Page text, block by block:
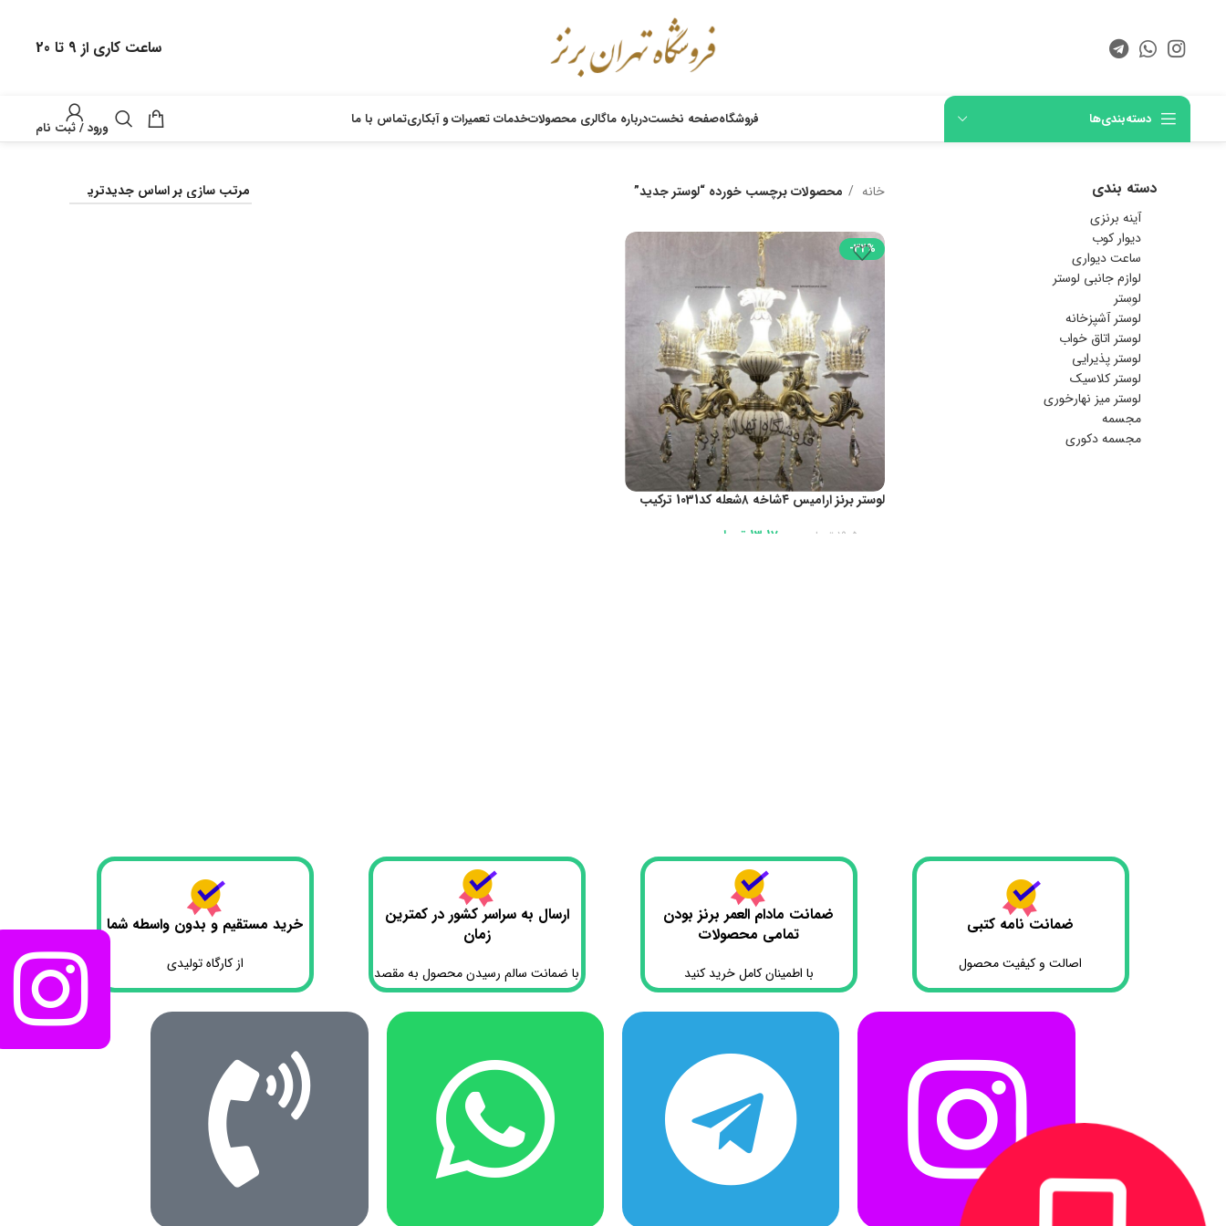
ساعت کاری از 9 تا 20
دسته‌بندی‌ها فروشگاهصفحه نخستدرباره ماگالری محصولاتخدمات تعمیرات و آبکاریتماس با ما ورود / ثبت نام
دسته بندی
آینه برنزی
دیوار کوب
ساعت دیواری
لوازم جانبی لوستر
لوستر
لوستر آشپزخانه
لوستر اتاق خواب
لوستر پذیرایی
لوستر کلاسیک
لوستر میز نهارخوری
مجسمه
مجسمه دکوری
خانه محصولات برچسب خورده “لوستر جدید”
-32%
لوستر برنز ارامیس ۴شاخه ۸شعله کد1031 ترکیب
19،500،000 تومان 13،170،000 تومان
ضمانت نامه کتبی
اصالت و کیفیت محصول
ضمانت مادام العمر برنز بودن
تمامی محصولات
با اطمینان کامل خرید کنید
ارسال به سراسر کشور در کمترین
زمان
با ضمانت سالم رسیدن محصول به مقصد
خرید مستقیم و بدون واسطه شما
از کارگاه تولیدی